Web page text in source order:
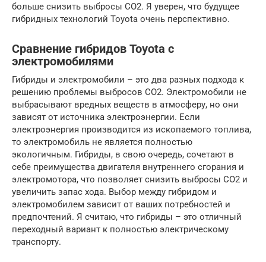
больше снизить выбросы CO2. Я уверен, что будущее
гибридных технологий Toyota очень перспективно.
Сравнение гибридов Toyota с
электромобилями
Гибриды и электромобили – это два разных подхода к
решению проблемы выбросов CO2. Электромобили не
выбрасывают вредных веществ в атмосферу, но они
зависят от источника электроэнергии. Если
электроэнергия производится из ископаемого топлива,
то электромобиль не является полностью
экологичным. Гибриды, в свою очередь, сочетают в
себе преимущества двигателя внутреннего сгорания и
электромотора, что позволяет снизить выбросы CO2 и
увеличить запас хода. Выбор между гибридом и
электромобилем зависит от ваших потребностей и
предпочтений. Я считаю, что гибриды – это отличный
переходный вариант к полностью электрическому
транспорту.